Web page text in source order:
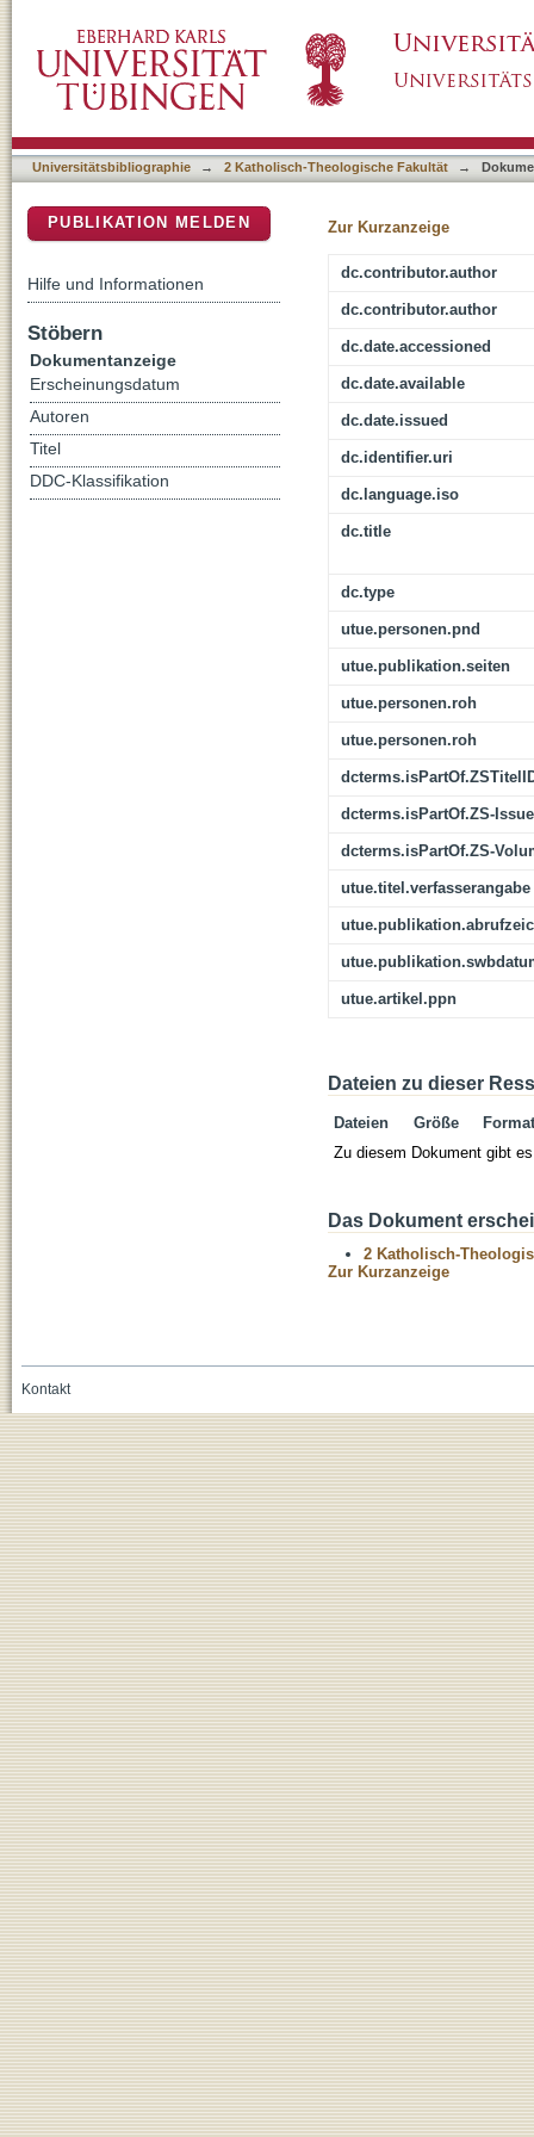
Universitätsbibliographie → 2 Katholisch-Theologische Fakultät →
Zur Kurzanzeige
dc.contributor.author
dc.contributor.author
dc.date.accessioned
dc.date.available
dc.date.issued
dc.identifier.uri
dc.language.iso
dc.title
dc.type
utue.personen.pnd
utue.publikation.seiten
utue.personen.roh
utue.personen.roh
dcterms.isPartOf.ZS-Issue
dcterms.isPartOf.ZS-
utue.titel.verfasserangabe
utue.artikel.ppn
Dateien zu dieser
Dateien Größe
Format
Zu diesem Dokument gibt
Das Dokument
2 Katholisch-
Zur Kurzanzeige
PUBLIKATION MELDEN
Hilfe und Informationen
Stöbern
Dokumentanzeige
Erscheinungsdatum
Autoren
Titel
DDC-Klassifikation
Kontakt